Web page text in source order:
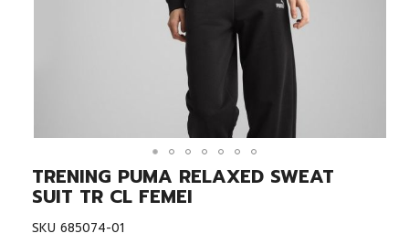
Skip
to
the
beginning
of
TRENING PUMA RELAXED SWEAT
SUIT TR CL FEMEI
SKU 685074-01